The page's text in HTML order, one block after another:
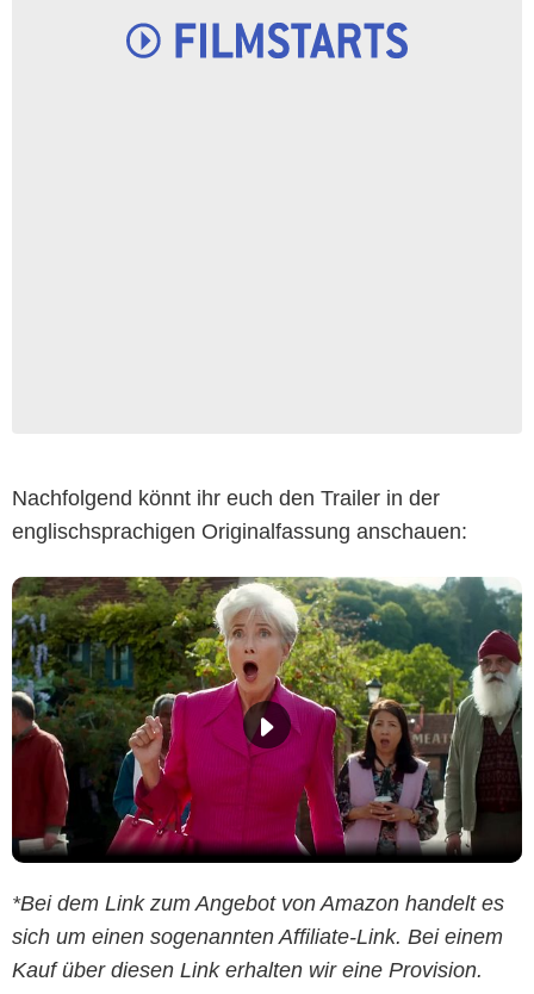
Nachfolgend könnt ihr euch den Trailer in der
englischsprachigen Originalfassung anschauen:
*Bei dem Link zum Angebot von Amazon handelt es
sich um einen sogenannten Affiliate-Link. Bei einem
Kauf über diesen Link erhalten wir eine Provision.